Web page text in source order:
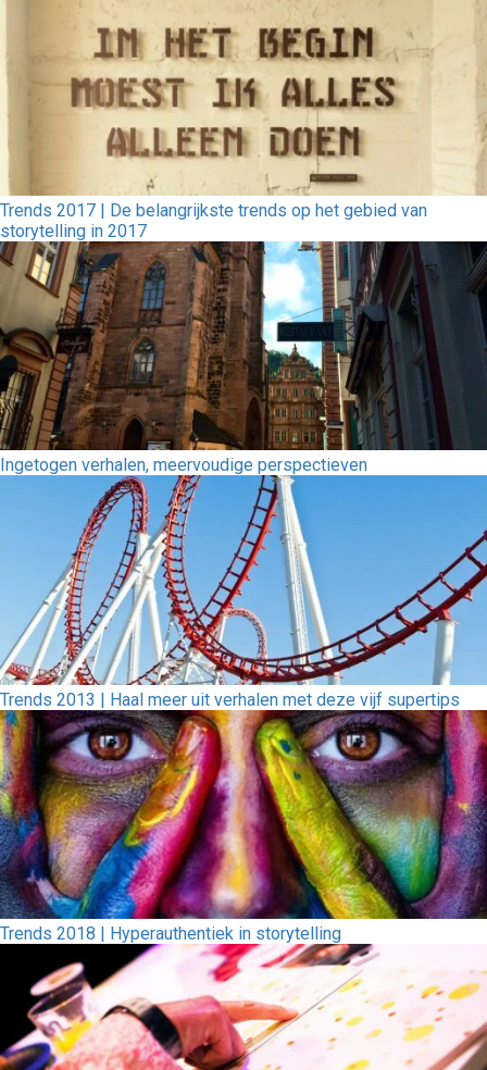
Trends 2017 | De belangrijkste trends op het gebied van
storytelling in 2017
Ingetogen verhalen, meervoudige perspectieven
Trends 2013 | Haal meer uit verhalen met deze vijf supertips
Trends 2018 | Hyperauthentiek in storytelling